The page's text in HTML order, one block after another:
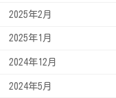
2025年2月
2025年1月
2024年12月
2024年5月